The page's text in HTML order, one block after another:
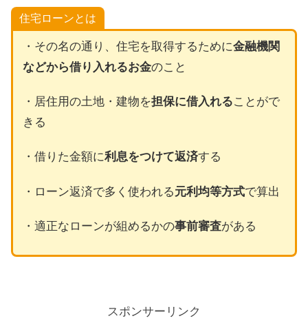
住宅ローンとは
・その名の通り、住宅を取得するために金融機関
などから借り入れるお金のこと
・居住用の土地・建物を担保に借入れることがで
きる
・借りた金額に利息をつけて返済する
・ローン返済で多く使われる元利均等方式で算出
・適正なローンが組めるかの事前審査がある
スポンサーリンク